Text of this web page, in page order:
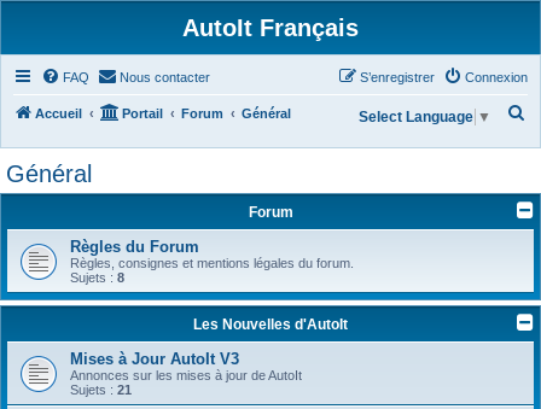
AutoIt Français
FAQ Nous contacter Connexion
S’enregistrer
Accueil Portail Forum Général
h
e
h
e
Select Language ▼
Général
Forum
Règles du Forum
Règles, consignes et mentions légales du forum.
Sujets : 8
Les Nouvelles d'AutoIt
Mises à Jour AutoIt V3
Annonces sur les mises à jour de AutoIt
Sujets : 21